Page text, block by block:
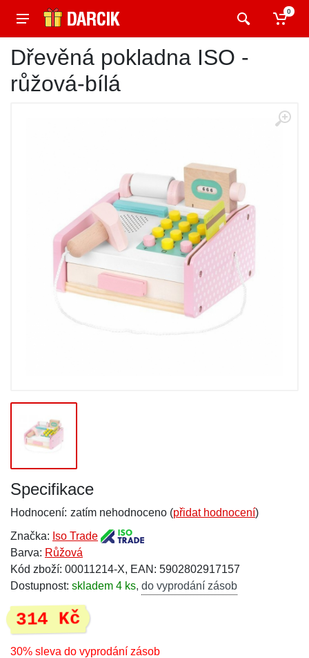
0
Dřevěná pokladna ISO -
růžová-bílá
Specifikace
Hodnocení: zatím nehodnoceno (přidat hodnocení)
Značka: Iso Trade
Barva: Růžová
Kód zboží: 00011214-X, EAN: 5902802917157
Dostupnost: skladem 4 ks, do vyprodání zásob
314 Kč
30% sleva do vyprodání zásob